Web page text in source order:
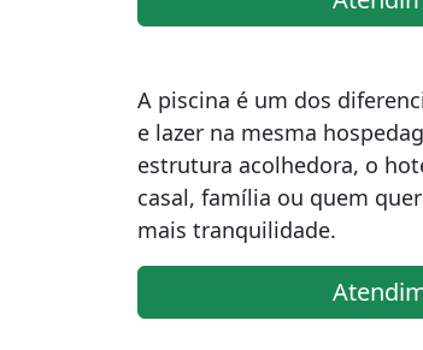
A piscina é um dos
e lazer na mesma
estrutura acolhedora, o
casal, família ou quem
mais tranquilidade.